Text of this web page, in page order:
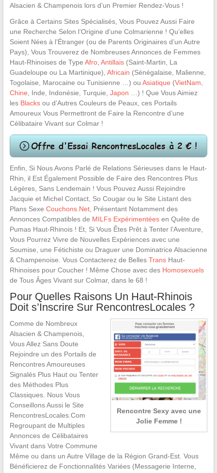
Alsacien & Champenois lors d’un Premier Rendez-Vous !
Grâce à Certains Sites Spécialisés, Vous Pouvez Aussi Faire
une Recherche Selon l’Origine d’une Colmarienne ! Qu’elles
Soient Nées à l’Étranger (ou de Parents Originaires d’un Autre
Pays), Vous Trouverez de Nombreuses Annonces de Femmes
Haut-Rhinoises de Type Afro, Antillais(Saint-Martin, La
Guadeloupe ou La Martinique), Africain (Sénégalaise, Malienne,
Togolaise, Marocaine ou Tunisienne …) ou Asiatique (VietNam
Chine , Inde, Indonésie, Turquie, Japon …) ! Que Vous Aimiez
les Blacksou d’Autres Couleurs de Peaux, ces Portails
Amoureux Vous Permettront de Faire la Rencontre d’une
Célibataire Vivant sur Colmar !
Enfin, Si Nous Avons Parlé de Relations Sérieuses dans le Haut-
Rhin, il Est Également Possible de Faire des Rencontres Plus
Légères, Sans Lendemain ! Vous Pouvez Aussi Rejoindre
Jacquie et Michel Contact, So Cougar ou le Site Listant des
Plans Sexe Couchons.Net, Présentant Notamment des
Annonces Compatibles de MILFs Expérimentéesen Quête de
Pumas Haut-Rhinois ! Et, Si Vous Êtes Prêt à Tenter l’Aventure,
Vous Pourrez Vivre de Nouvelles Expériences avec une
Soumise, une Fétichiste ou Draguer une Dominatrice Alsacienne
& Champenoise. Vous Contacterez de Belles TransHaut-
Rhinoises pour Coucher ! Même Chose avec des Homosexuels
de Tous Âges Vivant sur Colmar, dans le 68 !
Pour Quelles Raisons Un Haut-Rhinois
Doit s’Inscrire Sur RencontresLocales ?
Rencontre Sexy avec une
Jolie Femme !
Comme de Nombreux
Alsacien & Champenois,
Vous Allez Sans Doute
Rejoindre un des Portails de
Rencontres Amoureuses
Signalés Plus Haut ou Tenter
des Méthodes Plus
Classiques. Nous Vous
Conseillons Aussi le Site
RencontresLocales.Com
Regroupant de Multiples
Annonces de Célibataires
Vivant dans Votre Commune
Même ou dans un Autre Village de la Région Grand-Est. Vous
Bénéficierez de Fonctionnalités Variées (Messagerie Interne,